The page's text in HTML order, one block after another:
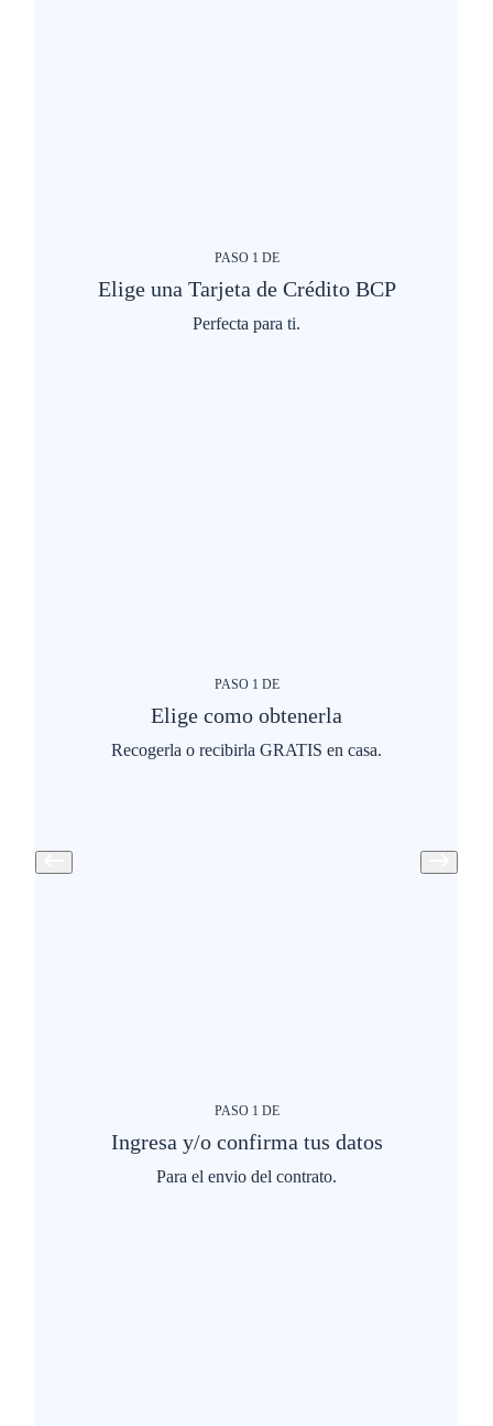
PASO 1 DE
Elige una Tarjeta de Crédito BCP
Perfecta para ti.
PASO 1 DE
Elige como obtenerla
Recogerla o recibirla GRATIS en casa.
PASO 1 DE
Ingresa y/o confirma tus datos
Para el envio del contrato.